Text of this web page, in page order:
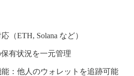
（ETH, Solana など）
有状況を一元管理
：他人のウォレットを追跡可能